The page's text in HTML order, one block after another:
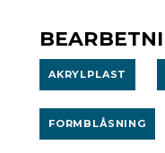
AKRYLPLAST
FORMBLÅSNING